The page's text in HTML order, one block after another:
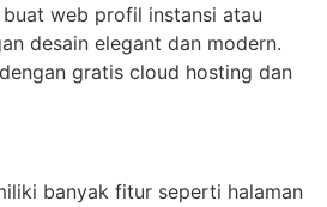
web profil instansi atau
desain elegant dan modern.
gratis cloud hosting dan
banyak fitur seperti halaman